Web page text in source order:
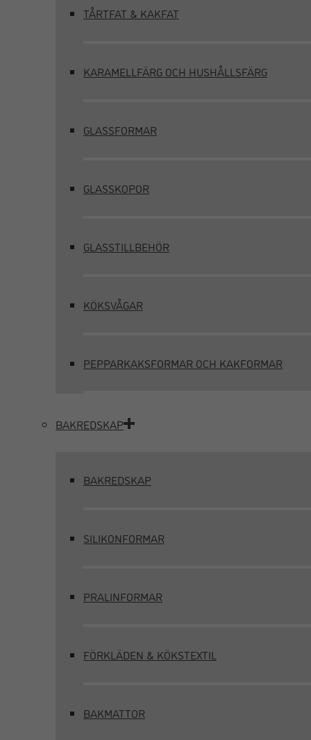
TÅRTFAT & KAKFAT
KARAMELLFÄRG OCH HUSHÅLLSFÄRG
GLASSFORMAR
GLASSKOPOR
GLASSTILLBEHÖR
KÖKSVÅGAR
PEPPARKAKSFORMAR OCH KAKFORMAR
BAKREDSKAP
BAKREDSKAP
SILIKONFORMAR
PRALINFORMAR
FÖRKLÄDEN & KÖKSTEXTIL
BAKMATTOR